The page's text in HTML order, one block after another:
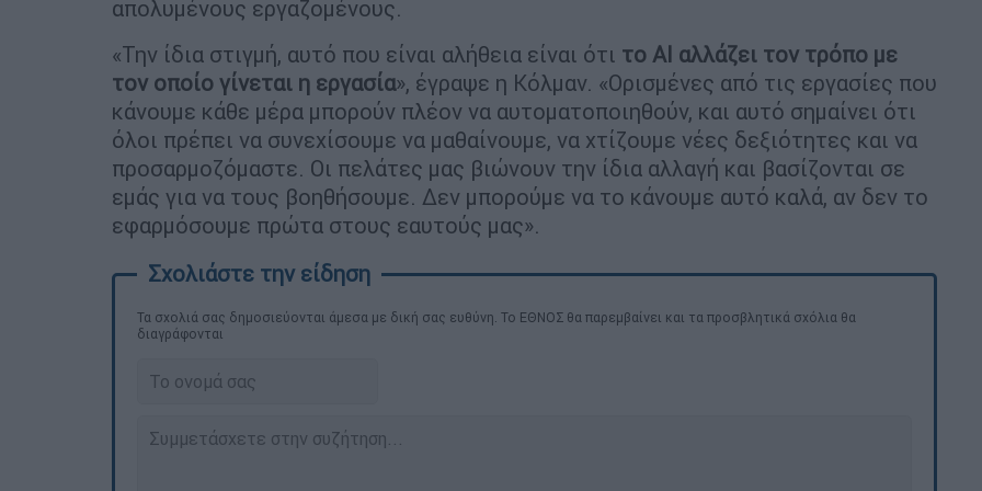
απολυμένους εργαζομένους.
«Την ίδια στιγμή, αυτό που είναι αλήθεια είναι ότι το AI αλλάζει τον τρόπο με
τον οποίο γίνεται η εργασία», έγραψε η Κόλμαν. «Ορισμένες από τις εργασίες που
κάνουμε κάθε μέρα μπορούν πλέον να αυτοματοποιηθούν, και αυτό σημαίνει ότι
όλοι πρέπει να συνεχίσουμε να μαθαίνουμε, να χτίζουμε νέες δεξιότητες και να
προσαρμοζόμαστε. Οι πελάτες μας βιώνουν την ίδια αλλαγή και βασίζονται σε
εμάς για να τους βοηθήσουμε. Δεν μπορούμε να το κάνουμε αυτό καλά, αν δεν το
εφαρμόσουμε πρώτα στους εαυτούς μας».
Τα σχολιά σας δημοσιεύονται άμεσα με δική σας ευθύνη. Το ΕΘΝΟΣ θα παρεμβαίνει και τα προσβλητικά σχόλια θα
διαγράφονται